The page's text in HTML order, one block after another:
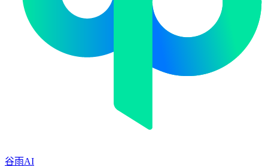
谷雨AI